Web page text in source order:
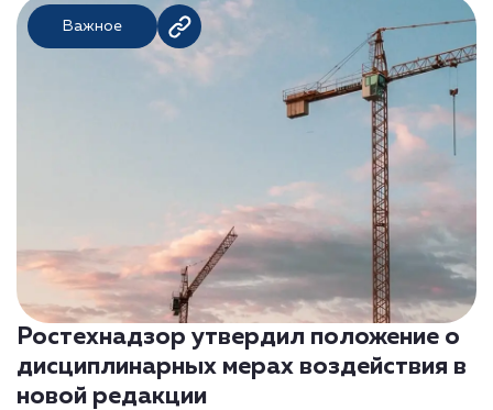
Важное
Ростехнадзор утвердил положение о
дисциплинарных мерах воздействия в
новой редакции